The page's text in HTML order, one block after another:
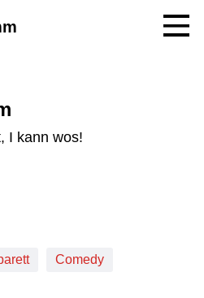
I kann wos!
Comedy